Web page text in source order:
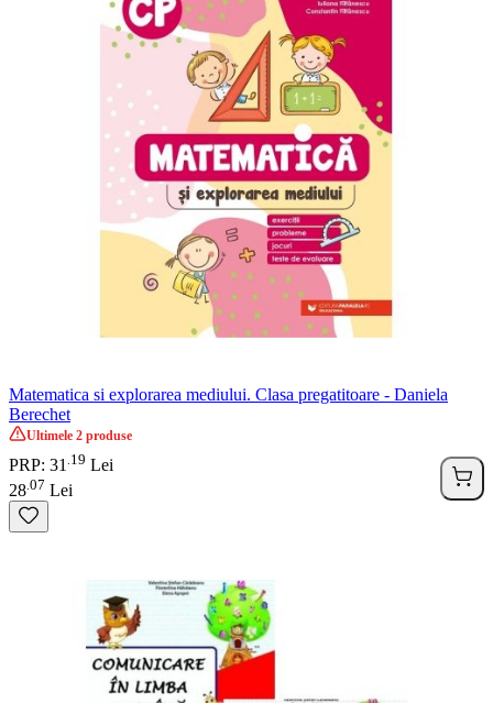
Matematica si explorarea mediului. Clasa pregatitoare - Daniela
Berechet
Ultimele 2 produse
PRP: 31 19 Lei
28 07 Lei